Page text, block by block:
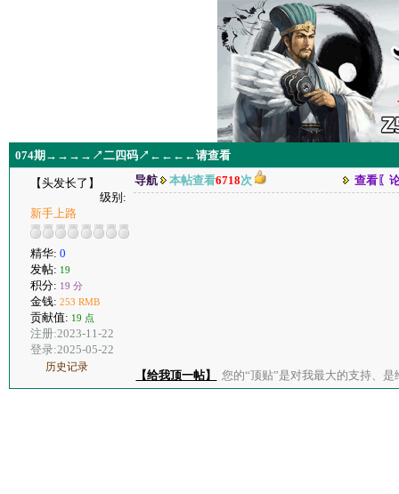
074期→→→→↗二四码↗←←←←请查看
【头发长了】
级别:
新手上路
精华: 0
发帖: 19
积分: 19 分
金钱: 253 RMB
贡献值: 19 点
注册:2023-11-22
登录:2025-05-22
历史记录
导航 本帖查看6718次 查看〖
【给我顶一帖】 您的“顶贴”是对我最大的支持、